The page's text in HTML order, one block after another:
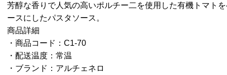
芳醇な香りで人気の高いポルチー二を使用した有機トマト
ースにしたパスタソース。
商品詳細
・商品コード：C1-70
・配送温度：常温
・ブランド：アルチェネロ